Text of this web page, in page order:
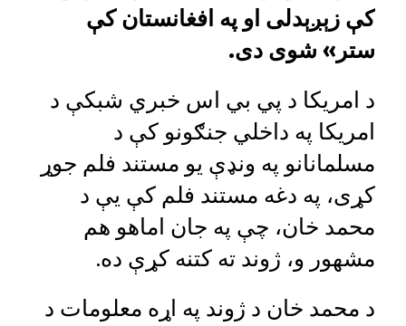
کې زېږېدلی او په افغانستان کې
ستر» شوی دی.
د امریکا د پي بي اس خبري شبکې د
امریکا په داخلي جنګونو کې د
مسلمانانو په ونډې یو مستند فلم جوړ
کړی، په دغه مستند فلم کې یې د
محمد خان، چې په جان اماهو هم
مشهور و، ژوند ته کتنه کړې ده.
د محمد خان د ژوند په اړه معلومات د